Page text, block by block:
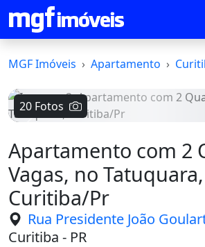
MGF Imóveis Apartamento
20 Fotos
Apartamento com 2
Vagas, no Tatuquara,
Curitiba/Pr
Rua Presidente João
Curitiba - PR